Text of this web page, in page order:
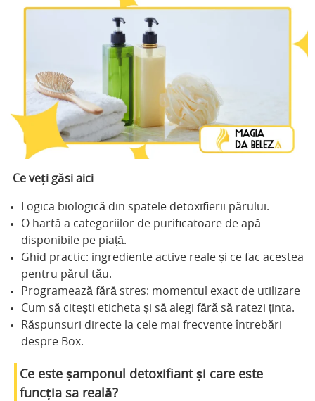
Ce veți găsi aici
Logica biologică din spatele detoxifierii părului.
O hartă a categoriilor de purificatoare de apă
disponibile pe piață.
Ghid practic: ingrediente active reale și ce fac acestea
pentru părul tău.
Programează fără stres: momentul exact de utilizare
Cum să citești eticheta și să alegi fără să ratezi ținta.
Răspunsuri directe la cele mai frecvente întrebări
despre Box.
Ce este șamponul detoxifiant și care este
funcția sa reală?